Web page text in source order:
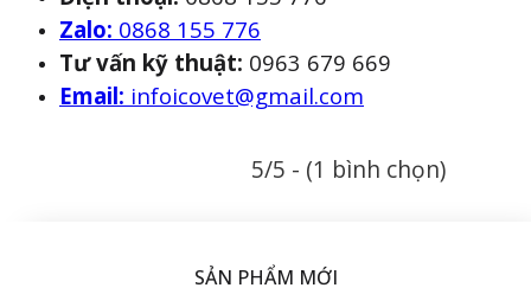
SẢN PHẨM MỚI
Zalo: 0868 155 776
Tư vấn kỹ thuật: 0963 679 669
Email: infoicovet@gmail.com
5/5 - (1 bình chọn)